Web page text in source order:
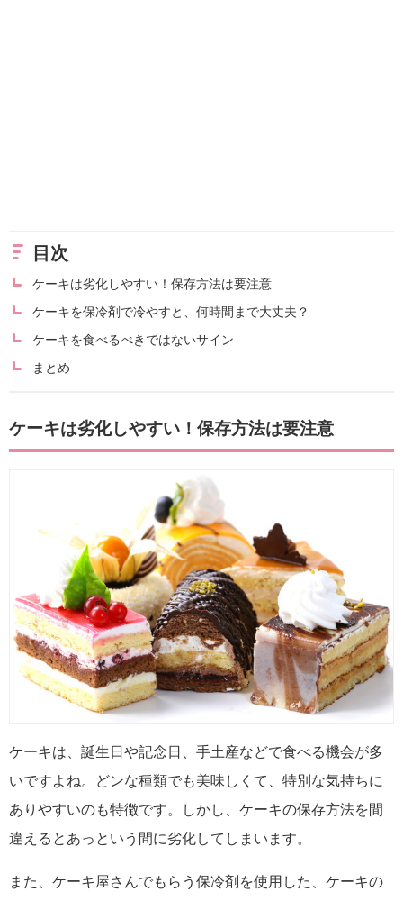
目次
ケーキは劣化しやすい！保存方法は要注意
ケーキを保冷剤で冷やすと、何時間まで大丈夫？
ケーキを食べるべきではないサイン
まとめ
ケーキは劣化しやすい！保存方法は要注意
ケーキは、誕生日や記念日、手土産などで食べる機会が多
いですよね。どンな種類でも美味しくて、特別な気持ちに
ありやすいのも特徴です。しかし、ケーキの保存方法を間
違えるとあっという間に劣化してしまいます。
また、ケーキ屋さんでもらう保冷剤を使用した、ケーキの